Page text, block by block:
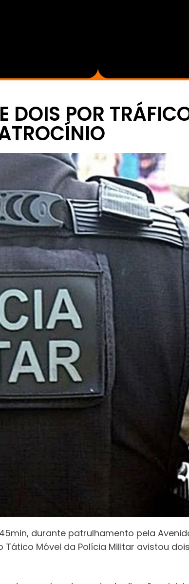
DOIS POR
durante patrulhamento pela
Móvel da Polícia Militar avistou